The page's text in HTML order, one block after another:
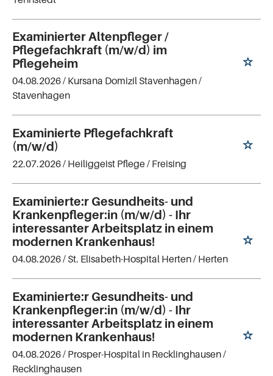
Examinierter Altenpfleger /
Pflegefachkraft (m/w/d) im
Pflegeheim
04.08.2026 / Kursana Domizil Stavenhagen/
Stavenhagen
Examinierte Pflegefachkraft
(m/w/d)
22.07.2026 / Heiliggeist Pflege/ Freising
Examinierte:r Gesundheits- und
Krankenpfleger:in (m/w/d) - Ihr
interessanter Arbeitsplatz in einem
modernen Krankenhaus!
04.08.2026 / St. Elisabeth-Hospital Herten/ Herten
Examinierte:r Gesundheits- und
Krankenpfleger:in (m/w/d) - Ihr
interessanter Arbeitsplatz in einem
modernen Krankenhaus!
04.08.2026 / Prosper-Hospital in Recklinghausen/
Recklinghausen